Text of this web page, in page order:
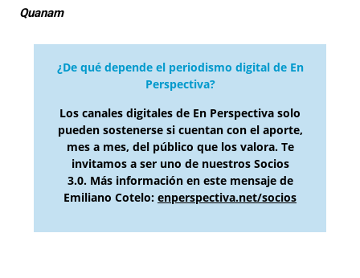
Quanam
¿De qué depende el periodismo digital de En
Perspectiva?
Los canales digitales de En Perspectiva solo
pueden sostenerse si cuentan con el aporte,
mes a mes, del público que los valora. Te
invitamos a ser uno de nuestros Socios
3.0. Más información en este mensaje de
Emiliano Cotelo: enperspectiva.net/socios